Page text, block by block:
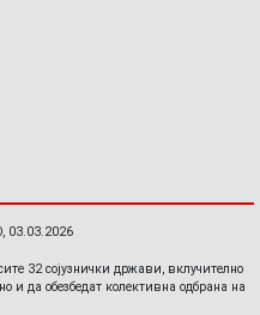
32 сојузнички држави, вклучително
и да обезбедат колективна одбрана на